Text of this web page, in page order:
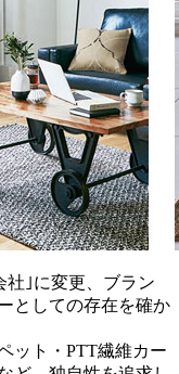
社｣に変更、ブラン
としての存在を確か
ット・PTT繊維カー